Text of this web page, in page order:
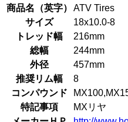
商品名（英字）
ATV Tires
サイズ
18x10.0-8
トレッド幅
216mm
総幅
244mm
外径
457mm
推奨リム幅
8
コンパウンド
特記事項
MXリヤ